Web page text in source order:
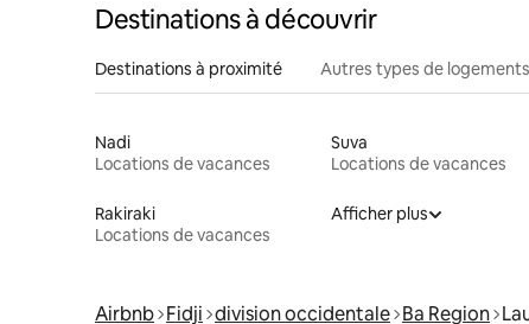
Destinations à découvrir
Destinations à proximité Autres types de logements
Nadi
Locations de vacances
Suva
Locations de vacances
Rakiraki
Locations de vacances
Afficher plus
Airbnb Fidji division occidentale Ba Region